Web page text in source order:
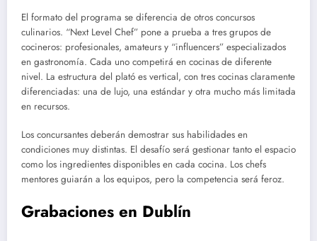
El formato del programa se diferencia de otros concursos
culinarios. “Next Level Chef” pone a prueba a tres grupos de
cocineros: profesionales, amateurs y “influencers” especializados
en gastronomía. Cada uno competirá en cocinas de diferente
nivel. La estructura del plató es vertical, con tres cocinas claramente
diferenciadas: una de lujo, una estándar y otra mucho más limitada
en recursos.
Los concursantes deberán demostrar sus habilidades en
condiciones muy distintas. El desafío será gestionar tanto el espacio
como los ingredientes disponibles en cada cocina. Los chefs
mentores guiarán a los equipos, pero la competencia será feroz.
Grabaciones en Dublín